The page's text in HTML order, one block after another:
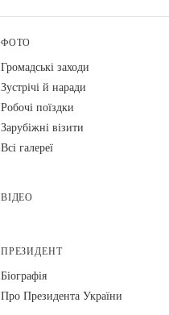
ФОТО
Громадські заходи
Зустрічі й наради
Робочі поїздки
Зарубіжні візити
Всі галереї
ВІДЕО
ПРЕЗИДЕНТ
Біографія
Про Президента України